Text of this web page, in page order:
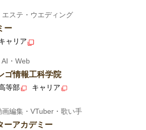
ステ・ウエディング
ー
ャリア
・Web
ゴ情報工科学院
等部 キャリア
編集・VTuber・歌い手
ーアカデミー